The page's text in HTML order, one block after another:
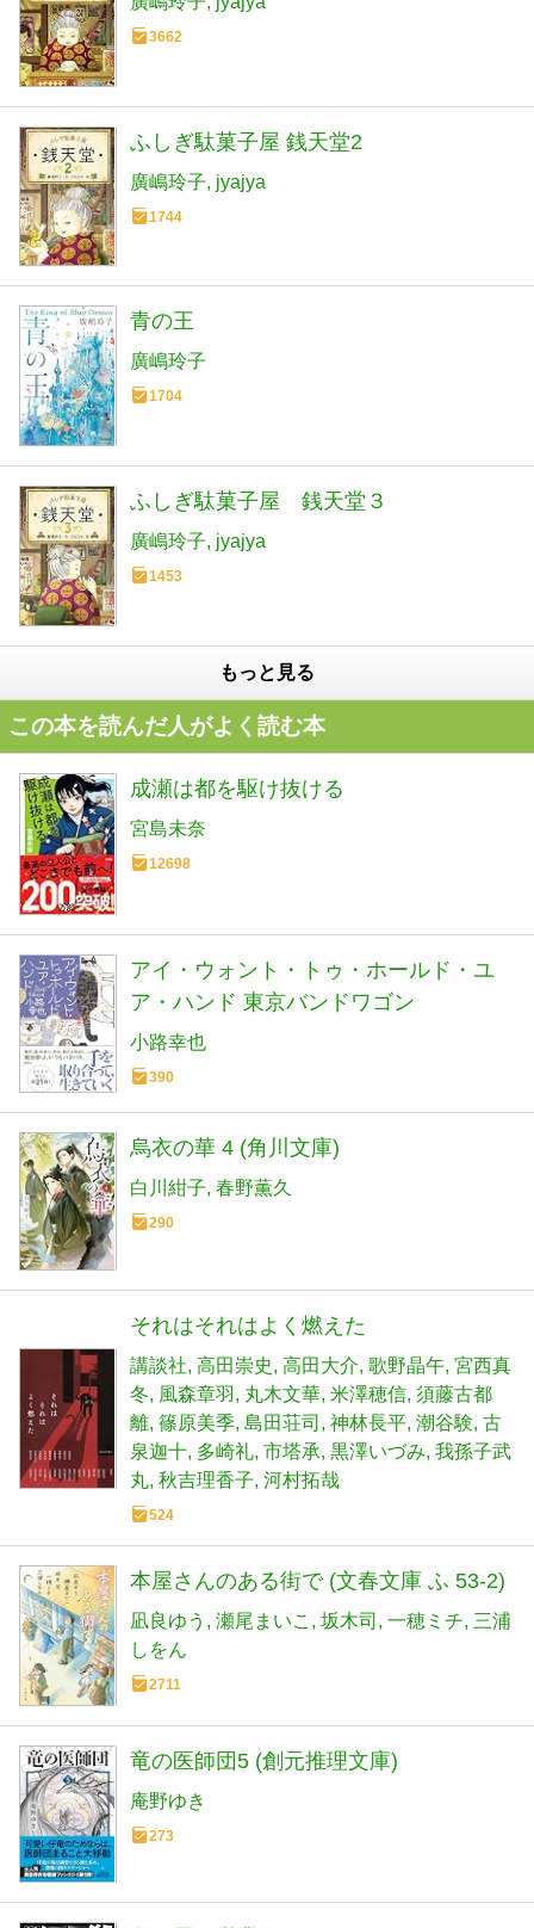
3662
ふしぎ駄菓子屋 銭天堂2
廣嶋玲子 jyajya
1744
青の王
廣嶋玲子
1704
ふしぎ駄菓子屋 銭天堂３
廣嶋玲子 jyajya
1453
もっと見る
この本を読んだ人がよく読む本
成瀬は都を駆け抜ける
宮島未奈
12698
アイ・ウォント・トゥ・ホールド・ユ
ア・ハンド 東京バンドワゴン
小路幸也
390
烏衣の華 4 (角川文庫)
白川紺子 春野薫久
290
それはそれはよく燃えた
講談社 高田崇史 高田大介 歌野晶午 宮西真
冬
風森章羽 丸木文華 米澤穂信 須藤古都
離 篠原美季 島田荘司 神林長平 潮谷験 古
泉迦十 多崎礼 市塔承 黒澤いづみ 我孫子武
丸 秋吉理香子 河村拓哉
524
本屋さんのある街で (文春文庫 ふ 53-2)
凪良ゆう 瀬尾まいこ 坂木司 一穂ミチ 三浦
しをん
2711
竜の医師団5 (創元推理文庫)
庵野ゆき
273